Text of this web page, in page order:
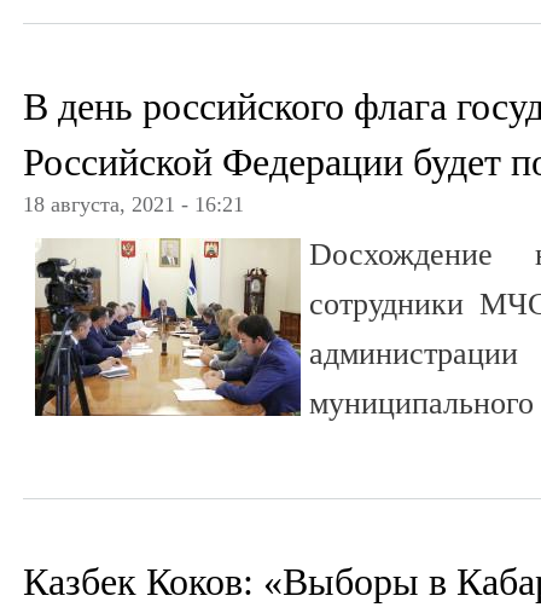
В день российского флага
Российской Федерации будет
18 августа, 2021 - 16:21
сотрудники
Казбек Коков: «Выборы в